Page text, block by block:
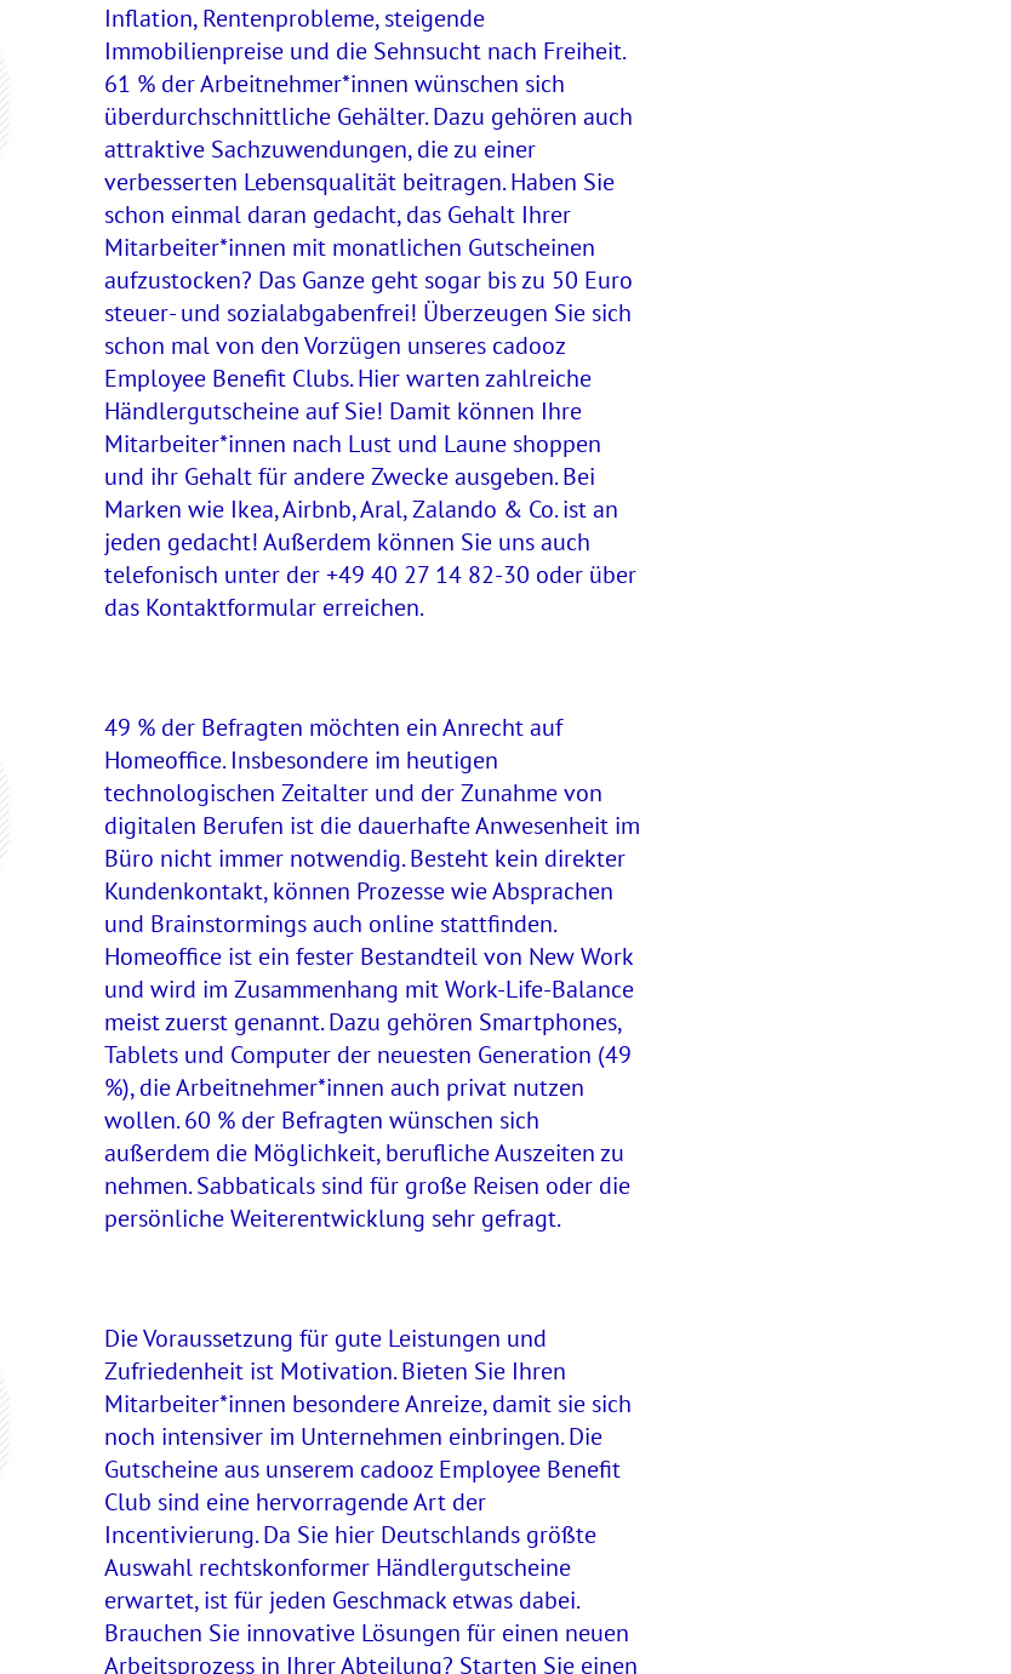
Inflation, Rentenprobleme, steigende
Immobilienpreise und die Sehnsucht nach Freiheit.
61 % der Arbeitnehmer*innen wünschen sich
überdurchschnittliche Gehälter. Dazu gehören auch
attraktive Sachzuwendungen, die zu einer
verbesserten Lebensqualität beitragen. Haben Sie
schon einmal daran gedacht, das Gehalt Ihrer
Mitarbeiter*innen mit monatlichen Gutscheinen
aufzustocken? Das Ganze geht sogar bis zu 50 Euro
steuer- und sozialabgabenfrei! Überzeugen Sie sich
schon mal von den Vorzügen unseres cadooz
Employee Benefit Clubs. Hier warten zahlreiche
Händlergutscheine auf Sie! Damit können Ihre
Mitarbeiter*innen nach Lust und Laune shoppen
und ihr Gehalt für andere Zwecke ausgeben. Bei
Marken wie Ikea, Airbnb, Aral, Zalando & Co. ist an
jeden gedacht! Außerdem können Sie uns auch
telefonisch unter der +49 40 27 14 82-30 oder über
das Kontaktformular erreichen.
49 % der Befragten möchten ein Anrecht auf
Homeoffice. Insbesondere im heutigen
technologischen Zeitalter und der Zunahme von
digitalen Berufen ist die dauerhafte Anwesenheit im
Büro nicht immer notwendig. Besteht kein direkter
Kundenkontakt, können Prozesse wie Absprachen
und Brainstormings auch online stattfinden.
Homeoffice ist ein fester Bestandteil von New Work
und wird im Zusammenhang mit Work-Life-Balance
meist zuerst genannt. Dazu gehören Smartphones,
Tablets und Computer der neuesten Generation (49
%), die Arbeitnehmer*innen auch privat nutzen
wollen. 60 % der Befragten wünschen sich
außerdem die Möglichkeit, berufliche Auszeiten zu
nehmen. Sabbaticals sind für große Reisen oder die
persönliche Weiterentwicklung sehr gefragt.
Die Voraussetzung für gute Leistungen und
Zufriedenheit ist Motivation. Bieten Sie Ihren
Mitarbeiter*innen besondere Anreize, damit sie sich
noch intensiver im Unternehmen einbringen. Die
Gutscheine aus unserem cadooz Employee Benefit
Club sind eine hervorragende Art der
Incentivierung. Da Sie hier Deutschlands größte
Auswahl rechtskonformer Händlergutscheine
erwartet, ist für jeden Geschmack etwas dabei.
Brauchen Sie innovative Lösungen für einen neuen
Arbeitsprozess in Ihrer Abteilung? Starten Sie einen